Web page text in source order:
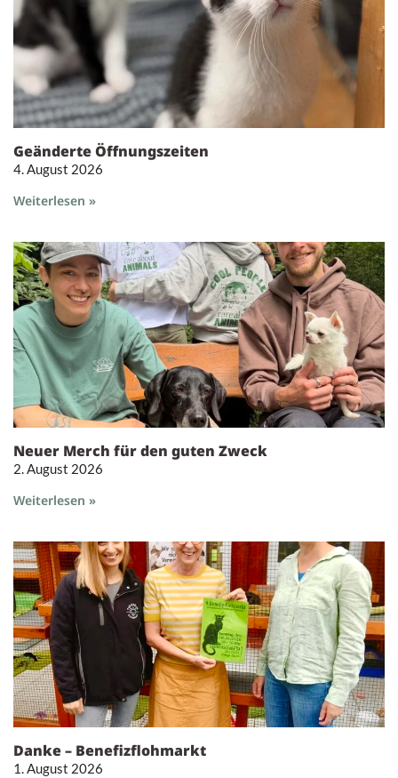
Geänderte Öffnungszeiten
4. August 2026
Weiterlesen »
Neuer Merch für den guten Zweck
2. August 2026
Weiterlesen »
Danke – Benefizflohmarkt
1. August 2026